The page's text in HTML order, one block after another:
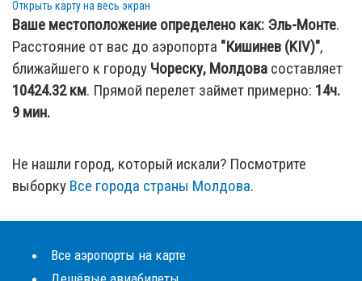
Открыть карту на весь экран
Ваше местоположение определено как: Эль-Монте.
Расстояние от вас до аэропорта "Кишинев (KIV)",
ближайшего к городу Чореску, Молдова составляет
10424.32км. Прямой перелет займет примерно: 14ч.
9 мин.
Не нашли город, который искали? Посмотрите
выборку Все города страны Молдова.
Все аэропорты на карте